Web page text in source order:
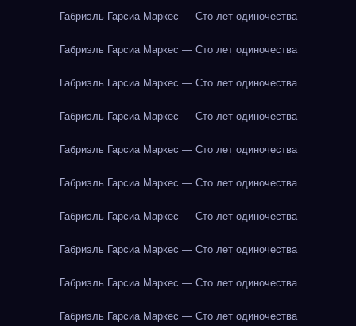
Габриэль Гарсиа Маркес — Сто лет одиночества
Габриэль Гарсиа Маркес — Сто лет одиночества
Габриэль Гарсиа Маркес — Сто лет одиночества
Габриэль Гарсиа Маркес — Сто лет одиночества
Габриэль Гарсиа Маркес — Сто лет одиночества
Габриэль Гарсиа Маркес — Сто лет одиночества
Габриэль Гарсиа Маркес — Сто лет одиночества
Габриэль Гарсиа Маркес — Сто лет одиночества
Габриэль Гарсиа Маркес — Сто лет одиночества
Габриэль Гарсиа Маркес — Сто лет одиночества